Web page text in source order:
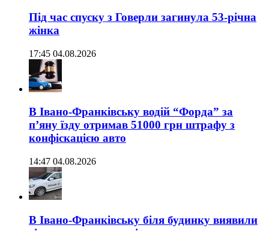
Під час спуску з Говерли загинула 53-річна
жінка
17:45 04.08.2026
В Івано-Франківську водій “Форда” за
п’яну їзду отримав 51000 грн штрафу з
конфіскацією авто
14:47 04.08.2026
В Івано-Франківську біля будинку виявили